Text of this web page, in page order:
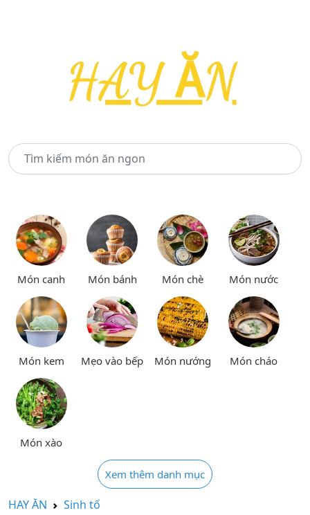
Món canh Món bánh Món chè Món nước
Món kem Mẹo vào bếp Món nướng Món cháo
Món xào
Xem thêm danh mục
HAY ĂN Sinh tố